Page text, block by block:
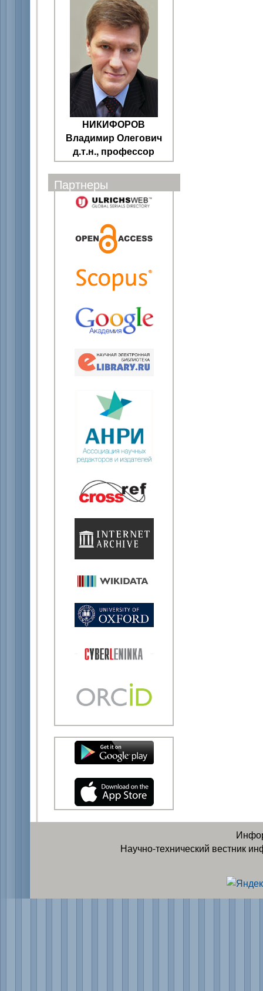
НИКИФОРОВ
Владимир Олегович
д.т.н., профессор
Партнеры
Научно-технический вестник